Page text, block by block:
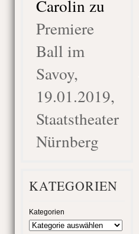
Carolin zu
Premiere
Ball im
Savoy,
19.01.2019,
Staatstheater
Nürnberg
KATEGORIEN
Kategorien